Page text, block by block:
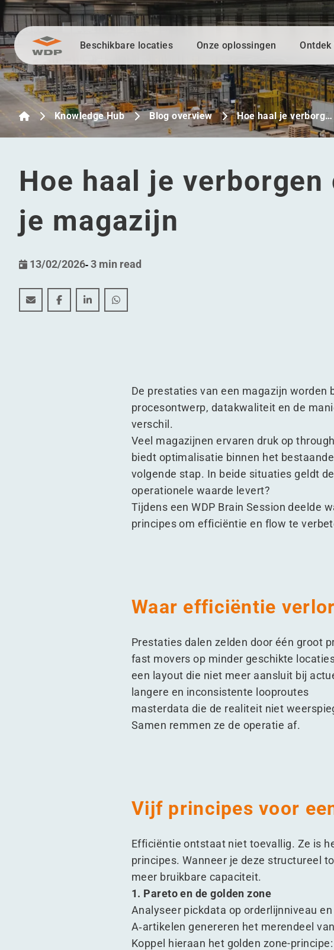
Ga naar inhoudBeschikbare locaties Onze oplossingen Ontdek
Knowledge Hub Blog overview Hoe haal je verborg…
Hoe haal je
je magazijn
13/02/2026-3 min read
Hoe haal je verborgen capaciteit uit je magazijn
Hoe haal je verborgen capaciteit uit je magazijn
Hoe haal je verborgen capaciteit uit je magazijn
Hoe haal je verborgen capaciteit uit je magazijn
De prestaties van een magazijn worden
procesontwerp, datakwaliteit en de
verschil.
Veel magazijnen ervaren druk op
biedt optimalisatie binnen het
volgende stap. In beide situaties geldt
operationele waarde levert?
Tijdens een WDP Brain Session deelde
principes om efficiëntie en flow te
Waar efficiëntie
Prestaties dalen zelden door één groot
fast movers op minder geschikte
een layout die niet meer aansluit bij
langere en inconsistente looproutes
masterdata die de realiteit niet
Samen remmen ze de operatie af.
Vijf principes voor
Efficiëntie ontstaat niet toevallig. Ze is
principes. Wanneer je deze structureel
meer bruikbare capaciteit.
1. Pareto en de golden zone
Analyseer pickdata op orderlijnniveau
A‑artikelen genereren het merendeel
Koppel hieraan het golden zone-